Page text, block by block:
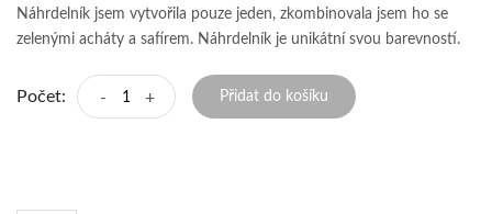
Náhrdelník jsem vytvořila pouze jeden, zkombinovala jsem ho se
zelenými acháty a safírem. Náhrdelník je unikátní svou barevností.
Počet: - + Přidat do košíku